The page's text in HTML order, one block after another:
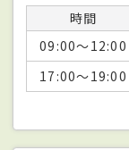
時間
09:00～12:00
17:00～19:00